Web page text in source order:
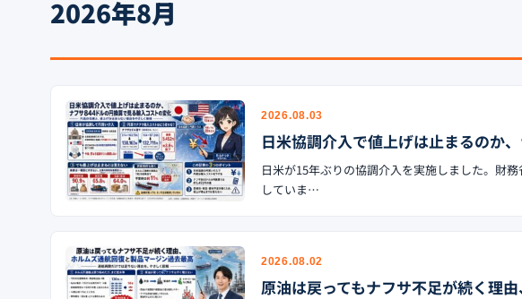
2026年8月
2026.08.03
日米協調介入で値上げは止まるのか
日米が15年ぶりの協調介入を実施しました。財
していま…
2026.08.02
原油は戻ってもナフサ不足が続く理